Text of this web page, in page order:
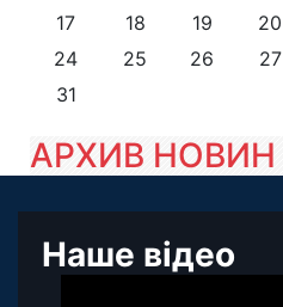
17
18 19 20
24
25 26 27
31
АРХИВ НОВИН
Наше відео